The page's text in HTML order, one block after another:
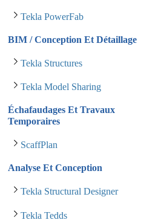
Tekla PowerFab
BIM / Conception Et Détaillage
Tekla Structures
Tekla Model Sharing
Échafaudages Et Travaux
Temporaires
ScaffPlan
Analyse Et Conception
Tekla Structural Designer
Tekla Tedds